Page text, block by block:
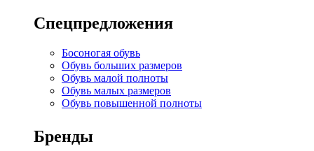
Спецпредложения
Босоногая обувь
Обувь больших размеров
Обувь малой полноты
Обувь малых размеров
Обувь повышенной полноты
Бренды